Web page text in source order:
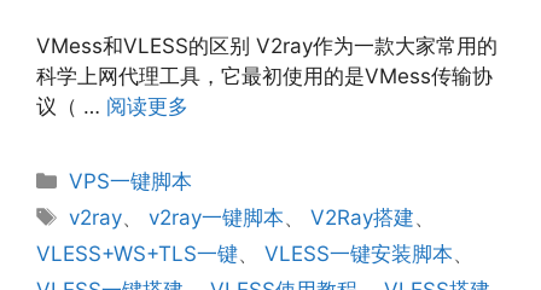
VMess和VLESS的区别 V2ray作为一款大家常用的
科学上网代理工具，它最初使用的是VMess传输协
议（ … 阅读更多
分
类
VPS一键脚本
标
签
v2ray、v2ray一键脚本、V2Ray搭建、
VLESS+WS+TLS一键、 VLESS一键安装脚本、